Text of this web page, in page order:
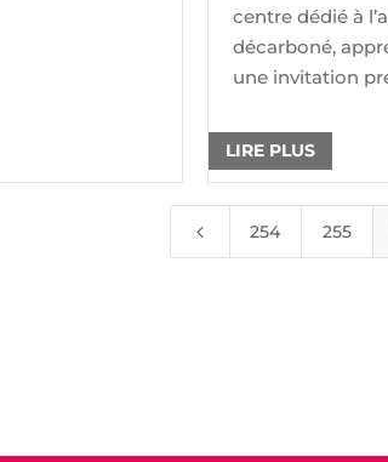
centre dédié à
décarboné,
une invitation
LIRE PLUS
4 254 255